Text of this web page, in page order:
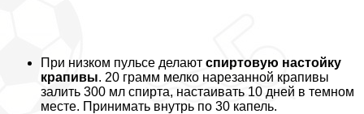
При низком пульсе делают спиртовую настойку
крапивы. 20 грамм мелко нарезанной крапивы
залить 300 мл спирта, настаивать 10 дней в темном
месте. Принимать внутрь по 30 капель.